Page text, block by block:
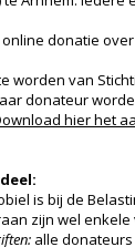
donatie
worden van
donateur
hier het
is bij de
zijn wel
alle